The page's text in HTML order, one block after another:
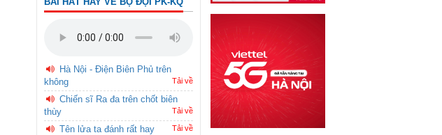
Hà Nội - Điện Biên Phủ trên
không
Tải về
Chiến sĩ Ra đa trên chốt biên
thùy
Tải về
Tên lửa ta đánh rất hay Tải về